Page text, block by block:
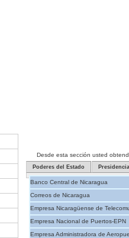
Desde esta sección usted
Poderes del Estado Presidencia
Banco Central de Nicaragua
Correos de Nicaragua
Empresa Nicaragüense de
Empresa Nacional de Puertos-EPN
Empresa Administradora de